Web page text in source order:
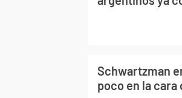
Schwartzman
poco en la